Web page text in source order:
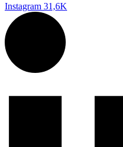
Instagram 31,6K